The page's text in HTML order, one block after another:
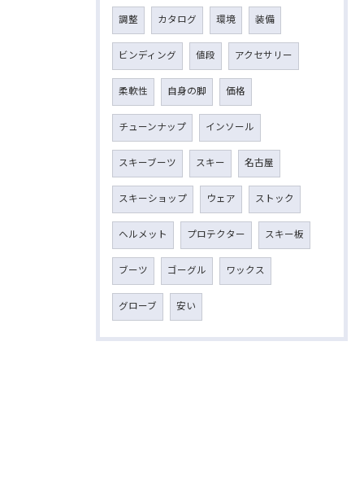
調整 カタログ 環境 装備
ビンディング 値段 アクセサリー
柔軟性 自身の脚 価格
チューンナップ インソール
スキーブーツ スキー 名古屋
スキーショップ ウェア ストック
ヘルメット プロテクター スキー板
ブーツ ゴーグル ワックス
グローブ 安い